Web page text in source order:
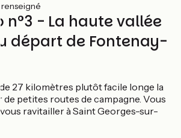
renseigné
n°3 - La haute vallée
départ de Fontenay-
de 27 kilomètres plutôt facile longe la
de petites routes de campagne. Vous
vous ravitailler à Saint Georges-sur-